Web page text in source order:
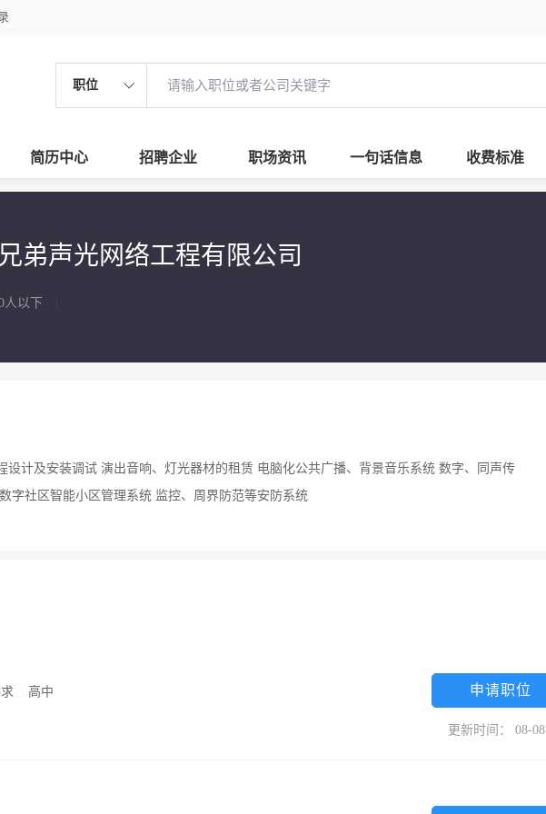
职位
简历中心 招聘企业 职场资讯 一句话信息 收费标准
弟声光网络工程有限公司
人以下
设计及安装调试 演出音响、灯光器材的租赁 电脑化公共广播、背景音乐系统 数字、同声传
字社区智能小区管理系统 监控、周界防范等安防系统
高中 申请职位
更新时间： 08-08